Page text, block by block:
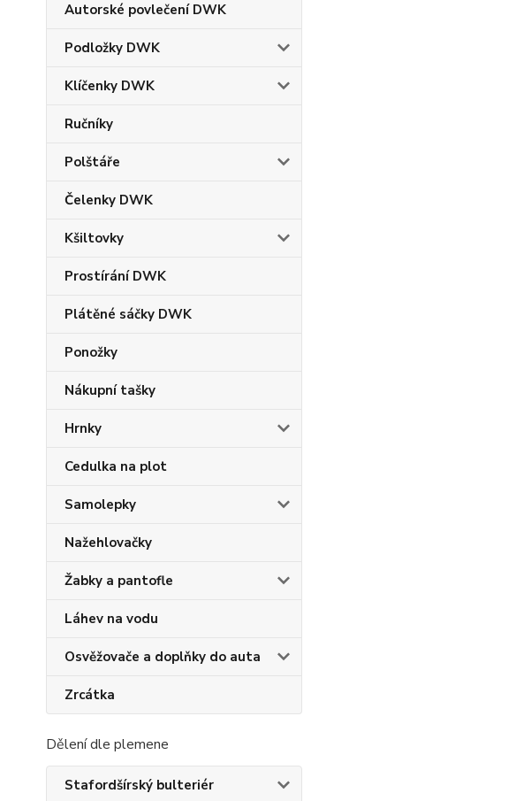
Autorské povlečení DWK
Podložky DWK
Klíčenky DWK
Ručníky
Polštáře
Čelenky DWK
Kšiltovky
Prostírání DWK
Plátěné sáčky DWK
Ponožky
Nákupní tašky
Hrnky
Cedulka na plot
Samolepky
Nažehlovačky
Žabky a pantofle
Láhev na vodu
Osvěžovače a doplňky do auta
Zrcátka
Dělení dle plemene
Stafordšírský bulteriér